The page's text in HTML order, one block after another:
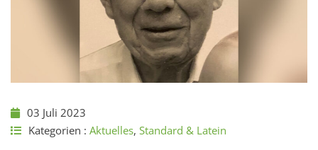
03 Juli 2023
Kategorien : Aktuelles, Standard & Latein